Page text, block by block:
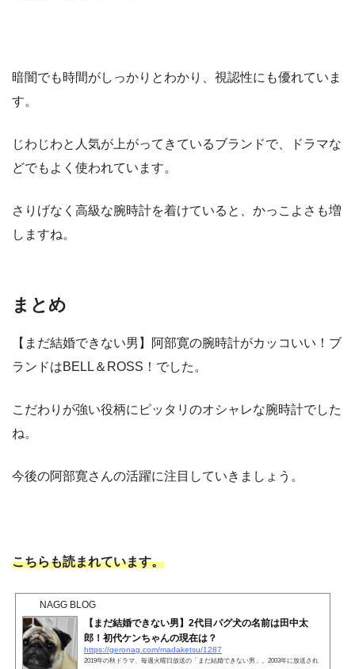
暗闇でも時間がしっかりとわかり、視認性にも優れていま
す。
じわじわと人気が上がってきているブランドで、ドラマな
どでもよく使われています。
さりげなく高級な腕時計を着けていると、かっこよさも増
しますね。
まとめ
【まだ結婚できない男】阿部寛の腕時計がカッコいい！ブ
ランドはBELL＆ROSS！でした。
こだわりが強い役柄にピッタリのオシャレな腕時計でした
ね。
今後の阿部寛さんの活躍に注目していきましょう。
こちらも読まれています。
NAGG BLOG
【まだ結婚できない男】2代目パグ犬の名前は田中太
郎！初代ケンちゃんの現在は？
https://geronag.com/madaketsu/1287
2019年の秋ドラマ、毎週火曜日放送の「まだ結婚できない男」。2003年に放送され